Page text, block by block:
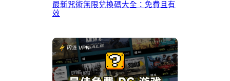
最新咒術無限兌換碼大全：免費且有
效